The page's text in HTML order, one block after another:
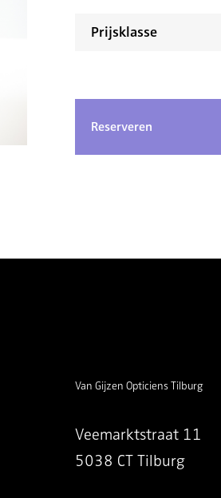
Prijsklasse
Reserveren
Van Gijzen Opticiens Tilburg
Veemarktstraat 11
5038 CT Tilburg